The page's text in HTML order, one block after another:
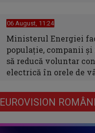
06 August, 11:24
Ministerul Energiei
populație, companii
să reducă voluntar
electrică în orele de
EUROVISION